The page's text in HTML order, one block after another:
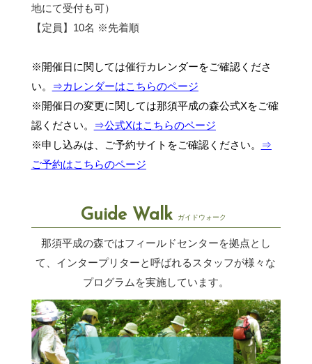
地にて受付も可）
【定員】10名 ※先着順
※開催日に関しては催行カレンダーをご確認くださ
い。
⇒カレンダーはこちらのページ
※開催日の変更に関しては那須平成の森公式Xをご確
認ください。
⇒公式Xはこちらのページ
※申し込みは、ご予約サイトをご確認ください。
⇒
ご予約はこちらのページ
Guide Walk ガイドウォーク
那須平成の森ではフィールドセンターを拠点とし
て、インタープリターと呼ばれるスタッフが様々な
プログラムを実施しています。